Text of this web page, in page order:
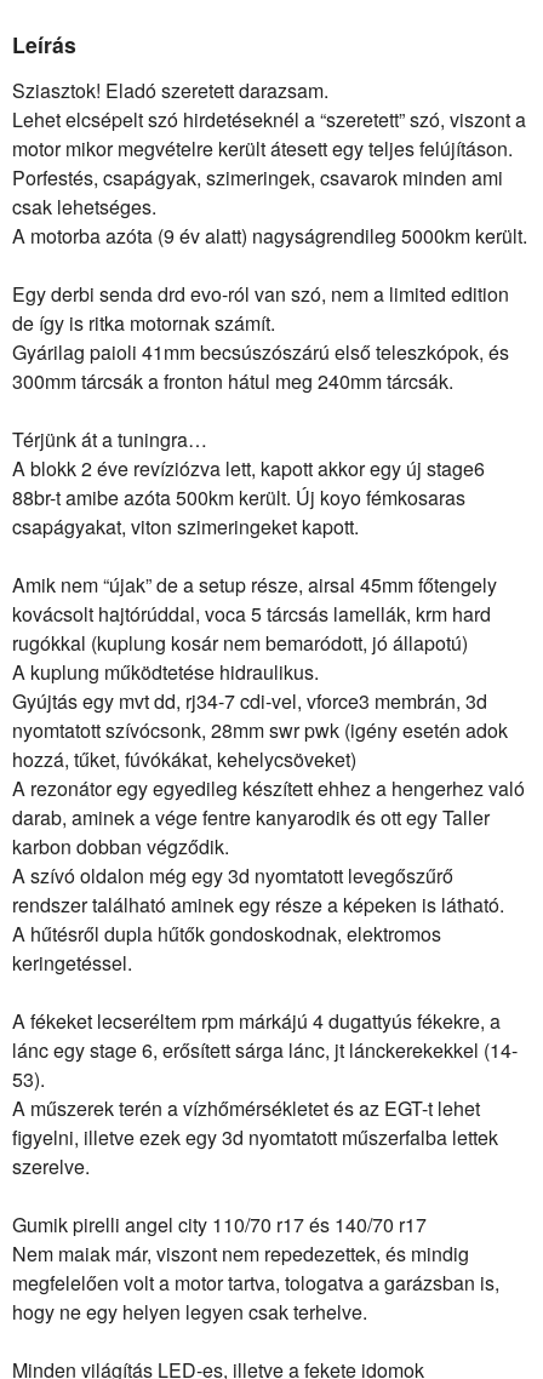
Leírás
Sziasztok! Eladó szeretett darazsam.
Lehet elcsépelt szó hirdetéseknél a “szeretett” szó, viszont a
motor mikor megvételre került átesett egy teljes felújításon.
Porfestés, csapágyak, szimeringek, csavarok minden ami
csak lehetséges.
A motorba azóta (9 év alatt) nagyságrendileg 5000km került.
Egy derbi senda drd evo-ról van szó, nem a limited edition
de így is ritka motornak számít.
Gyárilag paioli 41mm becsúszószárú első teleszkópok, és
300mm tárcsák a fronton hátul meg 240mm tárcsák.
Térjünk át a tuningra…
A blokk 2 éve revíziózva lett, kapott akkor egy új stage6
88br-t amibe azóta 500km került. Új koyo fémkosaras
csapágyakat, viton szimeringeket kapott.
Amik nem “újak” de a setup része, airsal 45mm főtengely
kovácsolt hajtórúddal, voca 5 tárcsás lamellák, krm hard
rugókkal (kuplung kosár nem bemaródott, jó állapotú)
A kuplung működtetése hidraulikus.
Gyújtás egy mvt dd, rj34-7 cdi-vel, vforce3 membrán, 3d
nyomtatott szívócsonk, 28mm swr pwk (igény esetén adok
hozzá, tűket, fúvókákat, kehelycsöveket)
A rezonátor egy egyedileg készített ehhez a hengerhez való
darab, aminek a vége fentre kanyarodik és ott egy Taller
karbon dobban végződik.
A szívó oldalon még egy 3d nyomtatott levegőszűrő
rendszer található aminek egy része a képeken is látható.
A hűtésről dupla hűtők gondoskodnak, elektromos
keringetéssel.
A fékeket lecseréltem rpm márkájú 4 dugattyús fékekre, a
lánc egy stage 6, erősített sárga lánc, jt lánckerekekkel (14-
53).
A műszerek terén a vízhőmérsékletet és az EGT-t lehet
figyelni, illetve ezek egy 3d nyomtatott műszerfalba lettek
szerelve.
Gumik pirelli angel city 110/70 r17 és 140/70 r17
Nem maiak már, viszont nem repedezettek, és mindig
megfelelően volt a motor tartva, tologatva a garázsban is,
hogy ne egy helyen legyen csak terhelve.
Minden világítás LED-es, illetve a fekete idomok